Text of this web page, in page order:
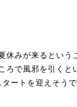
休みが来るという
ろで風邪を引くと
ートを迎えそうで